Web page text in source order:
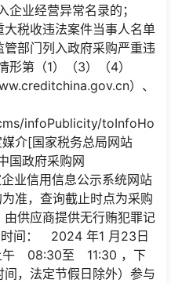
业经营异常名录的；
大税收违法案件当事人名单
部门列入政府采购严重违
第（1）（3）（4）
）、
infoPublicity/toInfoHo
介[国家税务总局网站
国政府采购网
业信用信息公示系统网站
准，查询截止时点为采购
供应商提供无行贿犯罪记
时间： 2024 年1 月23日
午 08:30至 11:30 ，下
，法定节假日除外）参与